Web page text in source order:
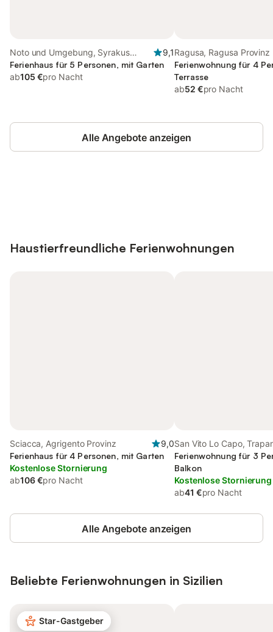
Noto und Umgebung, Syrakus
Provinz
9,1
Ferienhaus für 5 Personen, mit Garten
ab105 €pro Nacht
Ragusa, Ragusa Provinz
Ferienwohnung für 4
Terrasse
ab52 €pro Nacht
Alle Angebote anzeigen
Haustierfreundliche Ferienwohnungen
Sciacca, Agrigento Provinz
9,0
Ferienhaus für 4 Personen, mit Garten
Kostenlose Stornierung
ab106 €pro Nacht
San Vito Lo Capo,
Ferienwohnung für 3
Balkon
Kostenlose Stornierung
ab41 €pro Nacht
Alle Angebote anzeigen
Beliebte Ferienwohnungen in Sizilien
Star-Gastgeber